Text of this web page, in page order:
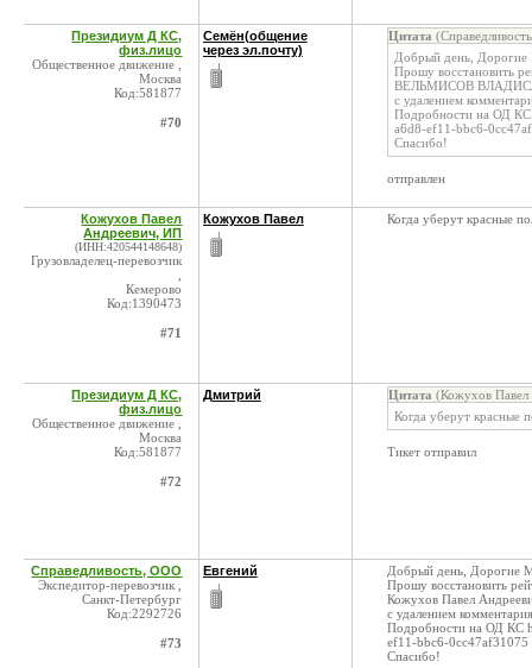
Президиум Д КС,
физ.лицо
Общественное движение ,
Москва
Код:581877
#70
Семён(общение
через эл.почту)
Цитата
Добрый день,
Прошу восстановить
ВЕЛЬМИСОВ
с удалением
Подробности на ОД КС
a6d8-ef11-bbc6-
Спасибо!
отправлен
Кожухов Павел
Андреевич, ИП
(ИНН:420544148648)
Грузовладелец-перевозчик
Кемерово
Код:1390473
#71
Кожухов Павел Когда уберут красные
Президиум Д КС,
физ.лицо
Общественное движение ,
Москва
Код:581877
#72
Дмитрий Цитата (Кожухов
Когда уберут красные
Тикет отправил
Справедливость, ООО
Экспедитор-перевозчик ,
Санкт-Петербург
Код:2292726
#73
Евгений
Добрый день, Дорогие
Прошу восстановить
Кожухов Павел
с удалением
Подробности на ОД КС
ef11-bbc6-0cc47af31075
Спасибо!